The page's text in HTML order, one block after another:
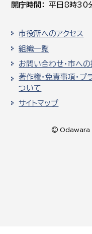
開庁時間
平日8時30
市役所へのアクセス
組織一覧
お問い合わせ・市へ
著作権・免責事項・プ
ついて
サイトマップ
© Odawara